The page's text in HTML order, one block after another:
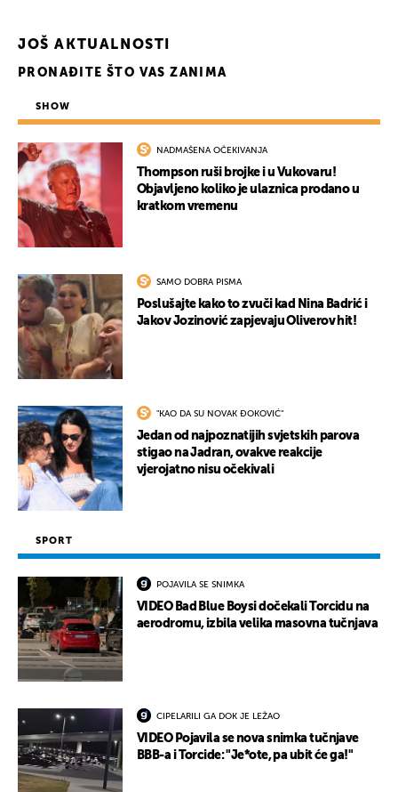
JOŠ AKTUALNOSTI
PRONAĐITE ŠTO VAS ZANIMA
SHOW
NADMAŠENA OČEKIVANJA
Thompson ruši brojke i u Vukovaru!
Objavljeno koliko je ulaznica prodano u
kratkom vremenu
SAMO DOBRA PISMA
Poslušajte kako to zvuči kad Nina Badrić i
Jakov Jozinović zapjevaju Oliverov hit!
"KAO DA SU NOVAK ĐOKOVIĆ"
Jedan od najpoznatijih svjetskih parova
stigao na Jadran, ovakve reakcije
vjerojatno nisu očekivali
SPORT
POJAVILA SE SNIMKA
VIDEO Bad Blue Boysi dočekali Torcidu na
aerodromu, izbila velika masovna tučnjava
CIPELARILI GA DOK JE LEŽAO
VIDEO Pojavila se nova snimka tučnjave
BBB-a i Torcide: "Je*ote, pa ubit će ga!"